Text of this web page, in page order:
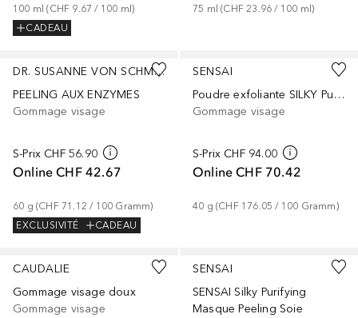
100 ml (CHF 9.67 / 100 ml)
CADEAU
75 ml (CHF 23.96 / 100 ml)
DR. SUSANNE VON SCHMIEDEBERG
PEELING AUX ENZYMES
Gommage visage
S-Prix CHF 56.90
Online CHF 42.67
60 g (CHF 71.12 / 100 Gramm)
EXCLUSIVITÉ
CADEAU
SENSAI
Poudre exfoliante SILKY Purifying Silk Matcha
Gommage visage
S-Prix CHF 94.00
Online CHF 70.42
40 g (CHF 176.05 / 100 Gramm)
CAUDALIE
Gommage visage doux
Gommage visage
SENSAI
SENSAI Silky Purifying
Masque Peeling Soie